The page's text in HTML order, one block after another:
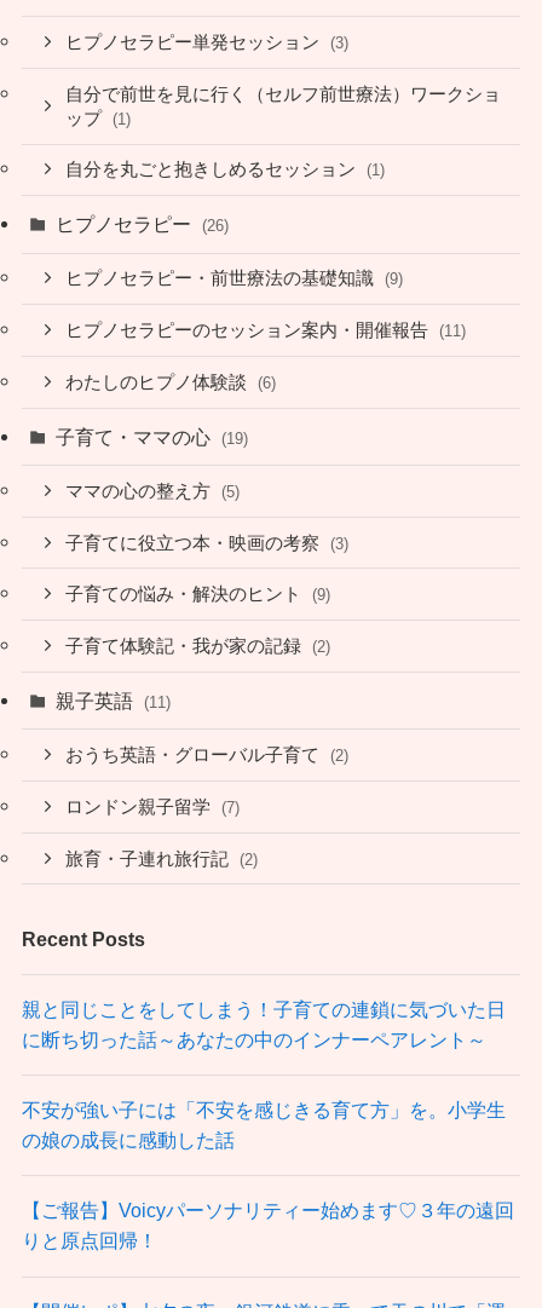
ヒプノセラピー単発セッション (3)
自分で前世を見に行く（セルフ前世療法）ワークショ
ップ (1)
自分を丸ごと抱きしめるセッション (1)
ヒプノセラピー (26)
ヒプノセラピー・前世療法の基礎知識 (9)
ヒプノセラピーのセッション案内・開催報告 (11)
わたしのヒプノ体験談 (6)
子育て・ママの心 (19)
ママの心の整え方 (5)
子育てに役立つ本・映画の考察 (3)
子育ての悩み・解決のヒント (9)
子育て体験記・我が家の記録 (2)
親子英語 (11)
おうち英語・グローバル子育て (2)
ロンドン親子留学 (7)
旅育・子連れ旅行記 (2)
Recent Posts
親と同じことをしてしまう！子育ての連鎖に気づいた日
に断ち切った話～あなたの中のインナーペアレント～
不安が強い子には「不安を感じきる育て方」を。小学生
の娘の成長に感動した話
【ご報告】Voicyパーソナリティー始めます♡３年の遠回
りと原点回帰！